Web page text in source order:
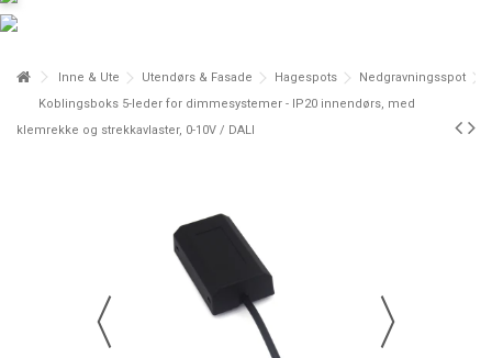
Inne & Ute Utendørs & Fasade Hagespots
Nedgravningsspot
Koblingsboks 5-leder for dimmesystemer - IP20 innendørs, med
klemrekke og strekkavlaster, 0-10V / DALI